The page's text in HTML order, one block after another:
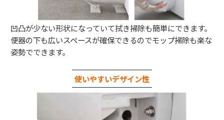
凹凸が少ない形状になっていて拭き掃除も簡単にできます。
便器の下も広いスペースが確保できるのでモップ掃除も楽な
姿勢でできます。
使いやすいデザイン性